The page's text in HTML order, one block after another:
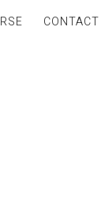
RSE CONTACT